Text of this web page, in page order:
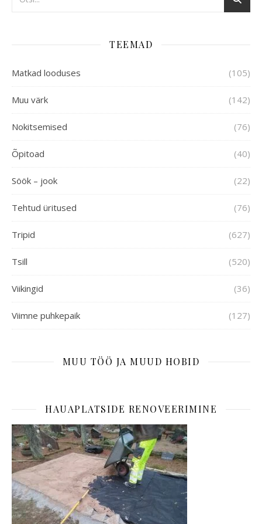
TEEMAD
Matkad looduses (105)
Muu värk (142)
Nokitsemised (76)
Õpitoad (40)
Söök – jook (22)
Tehtud üritused (76)
Tripid (627)
Tsill (520)
Viikingid (36)
Viimne puhkepaik (127)
MUU TÖÖ JA MUUD HOBID
HAUAPLATSIDE RENOVEERIMINE